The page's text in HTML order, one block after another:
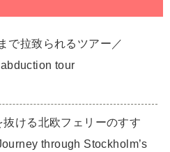
で拉致られるツアー／
tour
ける北欧フェリーのすす
through Stockholm’s